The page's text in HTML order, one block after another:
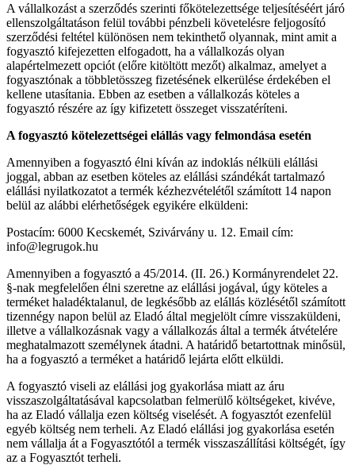
A vállalkozást a szerződés szerinti főkötelezettsége teljesítéséért járó
ellenszolgáltatáson felül további pénzbeli követelésre feljogosító
szerződési feltétel különösen nem tekinthető olyannak, mint amit a
fogyasztó kifejezetten elfogadott, ha a vállalkozás olyan
alapértelmezett opciót (előre kitöltött mezőt) alkalmaz, amelyet a
fogyasztónak a többletösszeg fizetésének elkerülése érdekében el
kellene utasítania. Ebben az esetben a vállalkozás köteles a
fogyasztó részére az így kifizetett összeget visszatéríteni.
A fogyasztó kötelezettségei elállás vagy felmondása esetén
Amennyiben a fogyasztó élni kíván az indoklás nélküli elállási
joggal, abban az esetben köteles az elállási szándékát tartalmazó
elállási nyilatkozatot a termék kézhezvételétől számított 14 napon
belül az alábbi elérhetőségek egyikére elküldeni:
Postacím: 6000 Kecskemét, Szivárvány u. 12. Email cím:
info@legrugok.hu
Amennyiben a fogyasztó a 45/2014. (II. 26.) Kormányrendelet 22.
§-nak megfelelően élni szeretne az elállási jogával, úgy köteles a
terméket haladéktalanul, de legkésőbb az elállás közlésétől számított
tizennégy napon belül az Eladó által megjelölt címre visszaküldeni,
illetve a vállalkozásnak vagy a vállalkozás által a termék átvételére
meghatalmazott személynek átadni. A határidő betartottnak minősül,
ha a fogyasztó a terméket a határidő lejárta előtt elküldi.
A fogyasztó viseli az elállási jog gyakorlása miatt az áru
visszaszolgáltatásával kapcsolatban felmerülő költségeket, kivéve,
ha az Eladó vállalja ezen költség viselését. A fogyasztót ezenfelül
egyéb költség nem terheli. Az Eladó elállási jog gyakorlása esetén
nem vállalja át a Fogyasztótól a termék visszaszállítási költségét, így
az a Fogyasztót terheli.